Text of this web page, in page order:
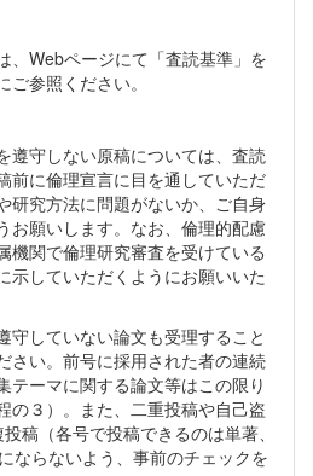
、Webページにて「査読基準」を
ご参照ください。
遵守しない原稿については、査読
前に倫理宣言に目を通していただ
研究方法に問題がないか、ご自身
お願いします。なお、倫理的配慮
機関で倫理研究審査を受けている
示していただくようにお願いいた
していない論文も受理すること
さい。前号に採用された者の連続
テーマに関する論文等はこの限り
の３）。また、二重投稿や自己盗
稿（各号で投稿できるのは単著、
ならないよう、事前のチェックを